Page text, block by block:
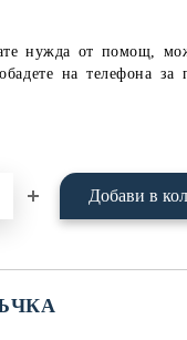
нужда от помощ,
на телефона за